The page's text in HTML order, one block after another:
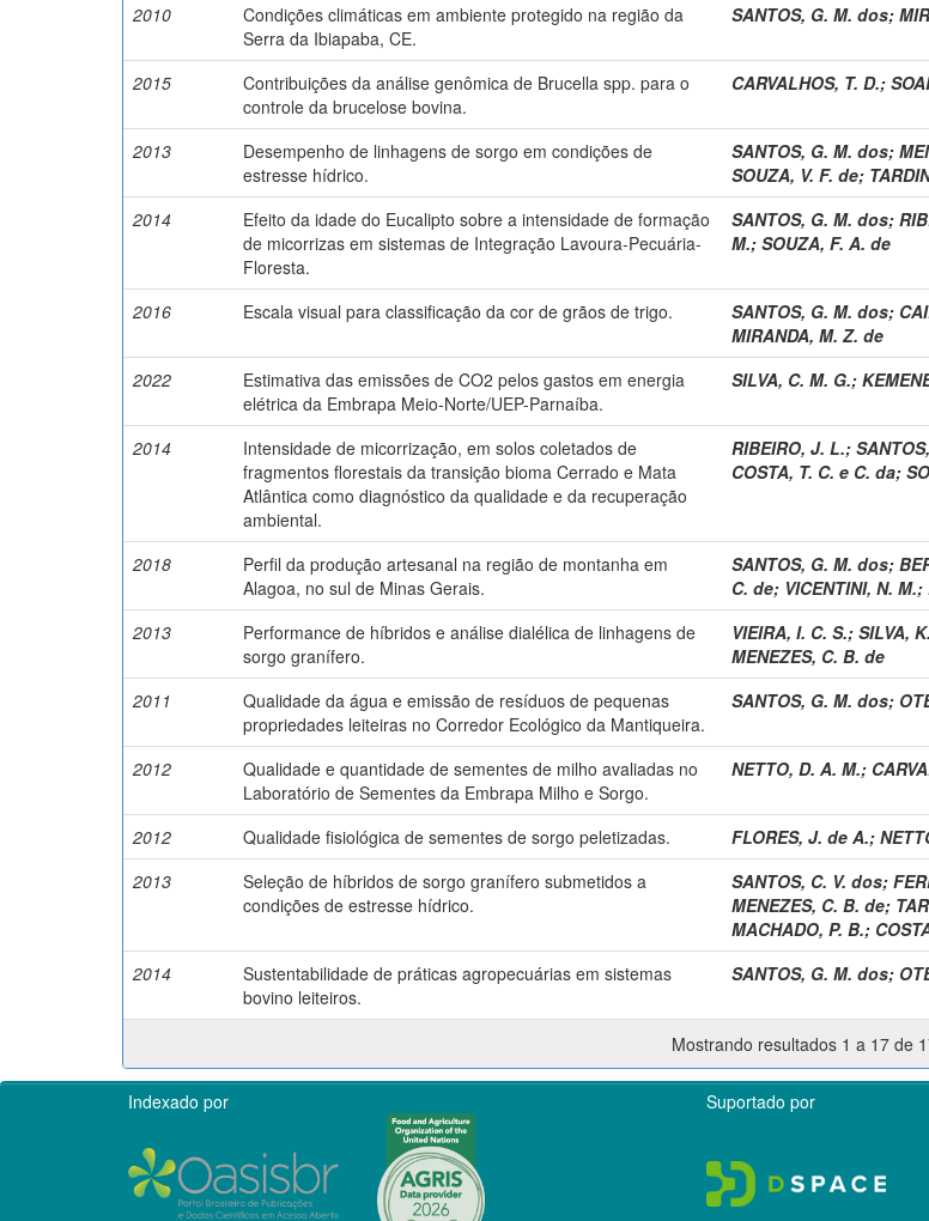
2010
Condições climáticas em ambiente protegido na região da
Serra da Ibiapaba, CE.
SANTOS, G. M. dos;
2015
Contribuições da análise genômica de Brucella spp. para o
controle da brucelose bovina.
CARVALHOS, T. D.;
2013
Desempenho de linhagens de sorgo em condições de
estresse hídrico.
SANTOS, G. M. dos;
SOUZA, V. F. de;
2014
Efeito da idade do Eucalipto sobre a intensidade de formação
de micorrizas em sistemas de Integração Lavoura-Pecuária-
Floresta.
SANTOS, G. M. dos;
M.; SOUZA, F. A. de
2016 Escala visual para classificação da cor de grãos de trigo. SANTOS, G. M. dos;
MIRANDA, M. Z. de
2022
Estimativa das emissões de CO2 pelos gastos em energia
elétrica da Embrapa Meio-Norte/UEP-Parnaíba.
SILVA, C. M. G.;
2014
Intensidade de micorrização, em solos coletados de
fragmentos florestais da transição bioma Cerrado e Mata
Atlântica como diagnóstico da qualidade e da recuperação
ambiental.
RIBEIRO, J. L.;
COSTA, T. C. e C. da;
2018
Perfil da produção artesanal na região de montanha em
Alagoa, no sul de Minas Gerais.
SANTOS, G. M. dos;
C. de; VICENTINI, N. M.;
2013
Performance de híbridos e análise dialélica de linhagens de
sorgo granífero.
VIEIRA, I. C. S.; SILVA,
MENEZES, C. B. de
2011
Qualidade da água e emissão de resíduos de pequenas
propriedades leiteiras no Corredor Ecológico da Mantiqueira.
SANTOS, G. M. dos;
2012
Qualidade e quantidade de sementes de milho avaliadas no
Laboratório de Sementes da Embrapa Milho e Sorgo.
NETTO, D. A. M.;
2012 Qualidade fisiológica de sementes de sorgo peletizadas. FLORES, J. de A.;
2013
Seleção de híbridos de sorgo granífero submetidos a
condições de estresse hídrico.
SANTOS, C. V. dos;
MENEZES, C. B. de;
MACHADO, P. B.;
2014
Sustentabilidade de práticas agropecuárias em sistemas
bovino leiteiros.
SANTOS, G. M. dos;
Mostrando resultados 1 a 17 de
Indexado por Suportado por